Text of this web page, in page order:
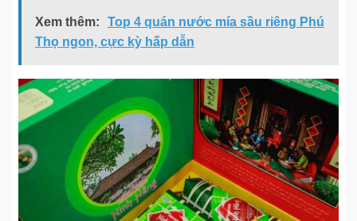
Xem thêm:
Top 4 quán nước mía sầu riêng Phú
Thọ ngon, cực kỳ hấp dẫn